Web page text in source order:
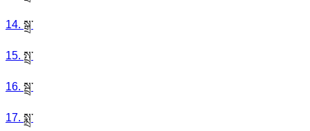
14. སྒྲ་
15. སྤྲ་
16. སྦྲ་
17. སྨྲ་